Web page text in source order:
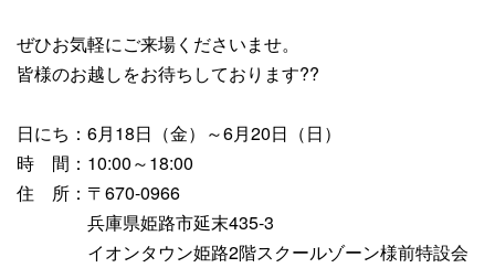
ぜひお気軽にご来場くださいませ。
皆様のお越しをお待ちしております??
日にち：6月18日（金）～6月20日（日）
時 間：10:00～18:00
住 所：〒670-0966
兵庫県姫路市延末435-3
イオンタウン姫路2階スクールゾーン様前特設会